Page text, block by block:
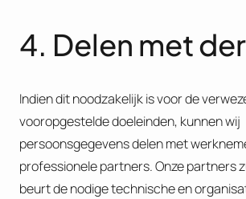
4. Delen met
Indien dit noodzakelijk is voor de
vooropgestelde doeleinden, kunnen wij
persoonsgegevens delen met
professionele partners. Onze partners
beurt de nodige technische en